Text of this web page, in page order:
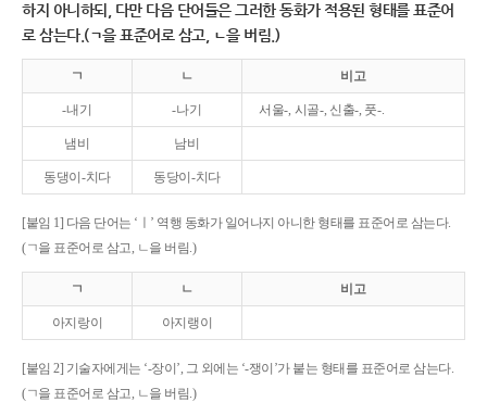
하지 아니하되, 다만 다음 단어들은 그러한 동화가 적용된 형태를 표준어
로 삼는다.(ㄱ을 표준어로 삼고, ㄴ을 버림.)
ㄱ ㄴ 비고
-내기 -나기 서울-, 시골-, 신출-, 풋-.
냄비 남비
동댕이-치다 동당이-치다
[붙임 1] 다음 단어는 ‘ㅣ’ 역행 동화가 일어나지 아니한 형태를 표준어로 삼는다.
(ㄱ을 표준어로 삼고, ㄴ을 버림.)
ㄱ ㄴ 비고
아지랑이 아지랭이
[붙임 2] 기술자에게는 ‘-장이’, 그 외에는 ‘-쟁이’가 붙는 형태를 표준어로 삼는다.
(ㄱ을 표준어로 삼고, ㄴ을 버림.)